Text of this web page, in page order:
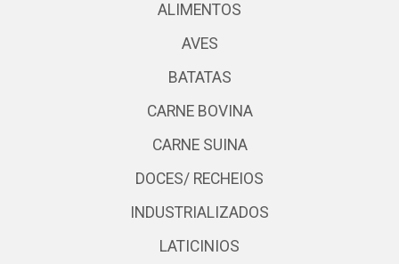
ALIMENTOS
AVES
BATATAS
CARNE BOVINA
CARNE SUINA
DOCES/ RECHEIOS
INDUSTRIALIZADOS
LATICINIOS